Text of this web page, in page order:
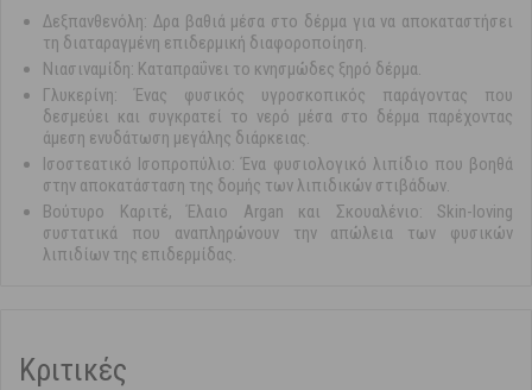
Δεξπανθενόλη: Δρα βαθιά μέσα στο δέρμα για να αποκαταστήσει
τη διαταραγμένη επιδερμική διαφοροποίηση.
Νιασιναμίδη: Καταπραΰνει το κνησμώδες ξηρό δέρμα.
Γλυκερίνη: Ένας φυσικός υγροσκοπικός παράγοντας που
δεσμεύει και συγκρατεί το νερό μέσα στο δέρμα παρέχοντας
άμεση ενυδάτωση μεγάλης διάρκειας.
Ισοστεατικό Ισοπροπύλιο: Ένα φυσιολογικό λιπίδιο που βοηθά
στην αποκατάσταση της δομής των λιπιδικών στιβάδων.
Βούτυρο Καριτέ, Έλαιο Argan και Σκουαλένιο: Skin-loving
συστατικά που αναπληρώνουν την απώλεια των φυσικών
λιπιδίων της επιδερμίδας.
Κριτικές